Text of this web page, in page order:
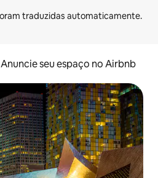
Anuncie seu espaço no Airbnb